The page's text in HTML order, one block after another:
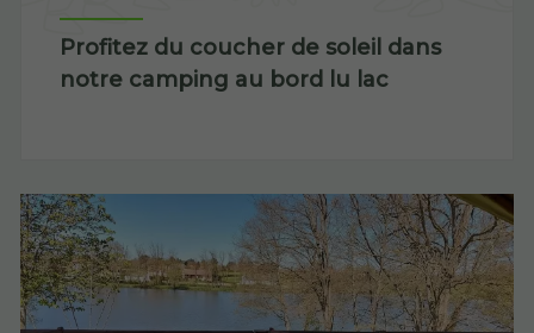
Profitez du coucher de soleil dans
notre camping au bord lu lac